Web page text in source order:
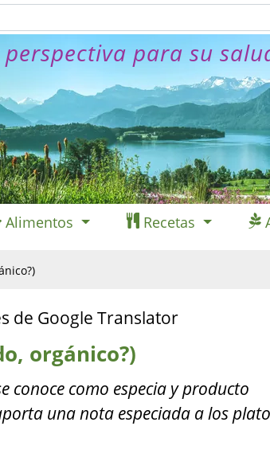
para su
Alimentos Recetas
de Google Translator
orgánico?)
conoce como especia y producto
una nota especiada a los